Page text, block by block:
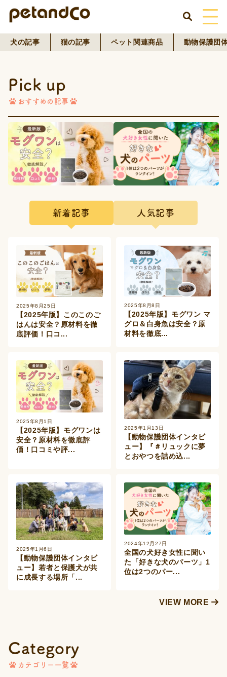
ペットフード事業
寄付活動
犬の記事 猫の記事 ペット関連商品 動物保護団
Pick up
おすすめの記事
新着記事 人気記事
2025年8月25日
【2025年版】このこのご
はんは安全？原材料を徹
底評価！口コ...
2025年8月8日
【2025年版】モグワン マ
グロ＆白身魚は安全？原
材料を徹底...
2025年8月1日
【2025年版】モグワンは
安全？原材料を徹底評
価！口コミや評...
2025年1月13日
【動物保護団体インタビ
ュー】『＃リュックに夢
とおやつを詰め込...
2025年1月6日
【動物保護団体インタビ
ュー】若者と保護犬が共
に成長する場所「...
2024年12月27日
全国の犬好き女性に聞い
た「好きな犬のパーツ」1
位は2つのパー...
VIEW MORE
Category
カテゴリー一覧